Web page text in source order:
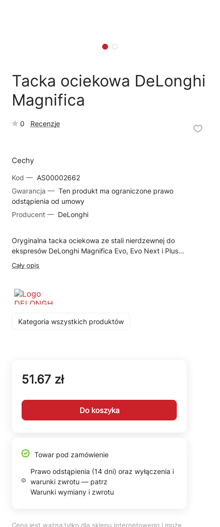
Tacka ociekowa DeLonghi
Magnifica
0 Recenzje
Cechy
Kod — AS00002662
Gwarancja — Ten produkt ma ograniczone prawo
odstąpienia od umowy
Producent — DeLonghi
Oryginalna tacka ociekowa ze stali nierdzewnej do
ekspresów DeLonghi Magnifica Evo, Evo Next i Plus...
Cały opis
Kategoria wszystkich produktów
51.67 zł
Do koszyka
Towar pod zamówienie
Prawo odstąpienia (14 dni) oraz wyłączenia i
warunki zwrotu — patrz
Warunki wymiany i zwrotu
Cena jest ważna tylko dla sklepu internetowego i może